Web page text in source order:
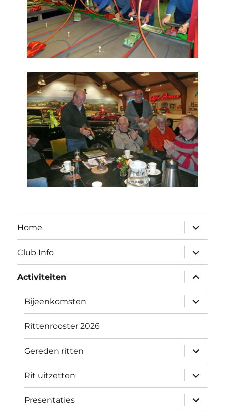
Home
Club Info
Activiteiten
Bijeenkomsten
Rittenrooster 2026
Gereden ritten
Rit uitzetten
Presentaties